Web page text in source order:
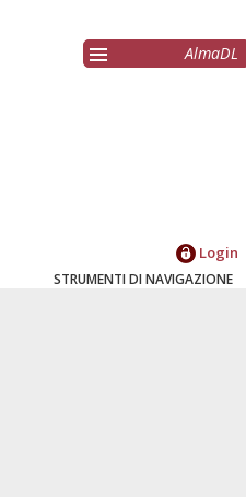
AlmaDL
Login
STRUMENTI DI NAVIGAZIONE